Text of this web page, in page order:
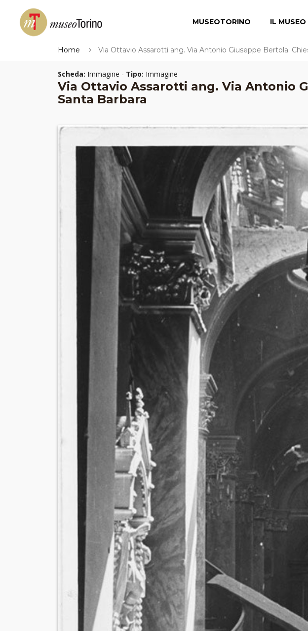
MUSEOTORINO IL MUSEO
Home Via Ottavio Assarotti ang. Via Antonio Giuseppe Bertola.
Scheda: Immagine - Tipo: Immagine
Via Ottavio Assarotti ang. Via Antonio
Santa Barbara